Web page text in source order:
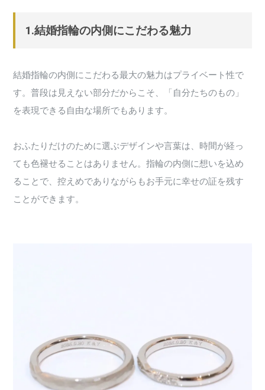
1.結婚指輪の内側にこだわる魅力
結婚指輪の内側にこだわる最大の魅力はプライベート性で
す。普段は見えない部分だからこそ、「自分たちのもの」
を表現できる自由な場所でもあります。
おふたりだけのために選ぶデザインや言葉は、時間が経っ
ても色褪せることはありません。指輪の内側に想いを込め
ることで、控えめでありながらもお手元に幸せの証を残す
ことができます。